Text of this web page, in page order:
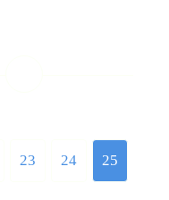
23 24 25